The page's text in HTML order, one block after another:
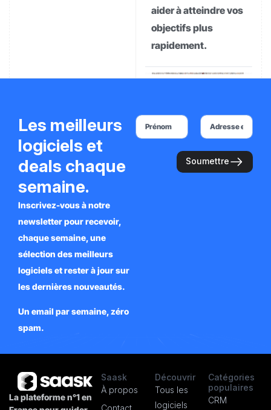
aider à atteindre vos
objectifs plus
rapidement.
Les meilleurs
logiciels et
deals chaque
semaine.
Inscrivez-vous à notre
newsletter pour recevoir,
chaque semaine, une
sélection des meilleurs
logiciels et rester à jour sur
les dernières nouveautés.
Un email par semaine, zéro
spam.
Soumettre
La plateforme n°1 en
Saask
À propos
Découvrir
Tous les
logiciels
Catégories
populaires
CRM